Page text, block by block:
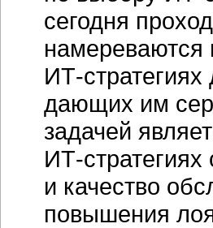
сегодня
намереваются
ИТ-стратегиях
дающих им
задачей
ИТ-стратегиях
и качество
повышения